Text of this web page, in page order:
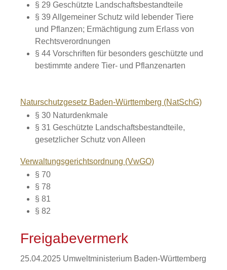
§ 29 Geschützte Landschaftsbestandteile
§ 39 Allgemeiner Schutz wild lebender Tiere
und Pflanzen; Ermächtigung zum Erlass von
Rechtsverordnungen
§ 44 Vorschriften für besonders geschützte und
bestimmte andere Tier- und Pflanzenarten
Naturschutzgesetz Baden-Württemberg (NatSchG)
§ 30 Naturdenkmale
§ 31 Geschützte Landschaftsbestandteile,
gesetzlicher Schutz von Alleen
Verwaltungsgerichtsordnung (VwGO)
§ 70
§ 78
§ 81
§ 82
Freigabevermerk
25.04.2025 Umweltministerium Baden-Württemberg